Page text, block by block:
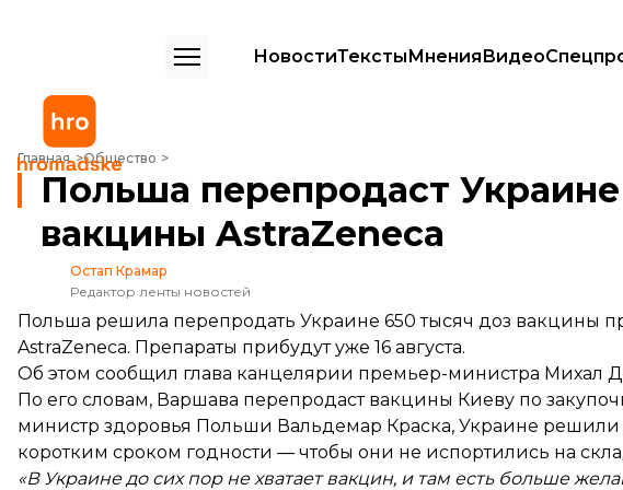
НовостиТекстыМненияВидео
Главная Общество
Польша перепродаст Украине 650 тысяч доз вакцины AstraZeneca
Польша перепродаст
вакцины AstraZeneca
Остап Крамар
Редактор ленты новостей
Польша решила перепродать Украине 650 тысяч доз вакцины
AstraZeneca. Препараты прибудут уже 16 августа.
Об этом сообщил глава канцелярии премьер-министра Михал
По его словам, Варшава перепродаст вакцины Киеву по
министр здоровья Польши Вальдемар Краска, Украине решили
коротким сроком годности — чтобы они не испортились на
«В Украине до сих пор не хватает вакцин, и там есть больше